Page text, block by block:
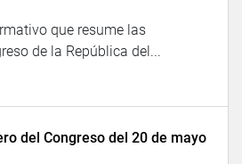
que resume las
de la República del...
del Congreso del 20 de mayo